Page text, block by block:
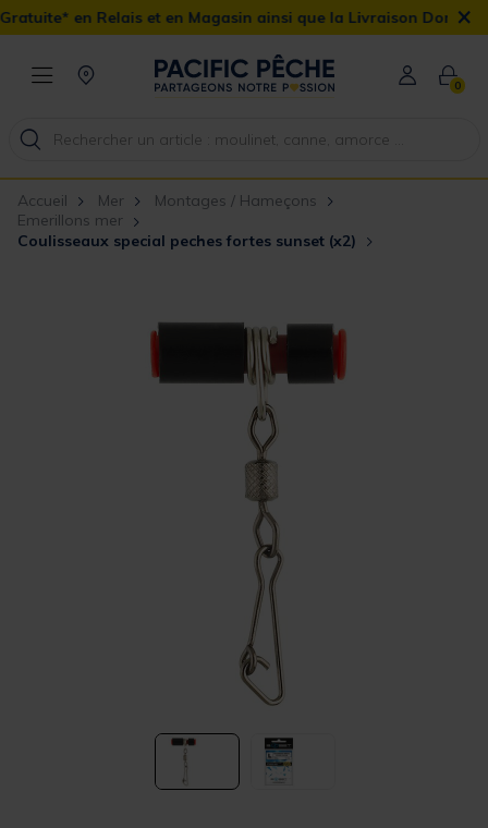
et en Magasin ainsi que la Livraison Domicile offerte dès×
0
Accueil Mer
Montages / Hameçons
Emerillons mer
Coulisseaux special peches fortes sunset (x2)